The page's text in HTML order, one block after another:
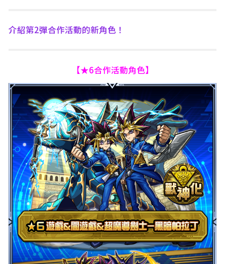
介紹第2彈合作活動的新角色！
【★6合作活動角色】